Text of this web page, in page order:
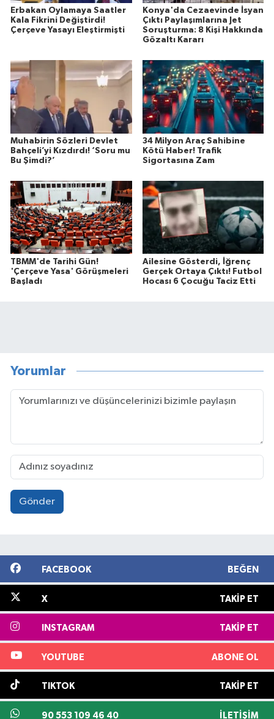
Erbakan Oylamaya Saatler
Kala Fikrini Değiştirdi!
Çerçeve Yasayı Eleştirmişti
Konya'da Cezaevinde İsyan
Çıktı Paylaşımlarına Jet
Soruşturma: 8 Kişi Hakkında
Gözaltı Kararı
Muhabirin Sözleri Devlet
Bahçeli’yi Kızdırdı! ‘Soru mu
Bu Şimdi?’
34 Milyon Araç Sahibine
Kötü Haber! Trafik
Sigortasına Zam
TBMM'de Tarihi Gün!
'Çerçeve Yasa' Görüşmeleri
Başladı
Ailesine Gösterdi, İğrenç
Gerçek Ortaya Çıktı! Futbol
Hocası 6 Çocuğu Taciz Etti
Yorumlar
Gönder
FACEBOOK BEĞEN
X TAKIP ET
INSTAGRAM TAKIP ET
YOUTUBE ABONE OL
TIKTOK TAKIP ET
90 553 109 46 40 İLETIŞIM